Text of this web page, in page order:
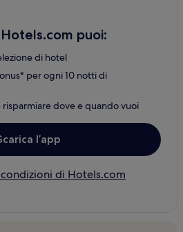
puoi:
di hotel
per ogni 10 notti di
dove e quando vuoi
l’app
di Hotels.com